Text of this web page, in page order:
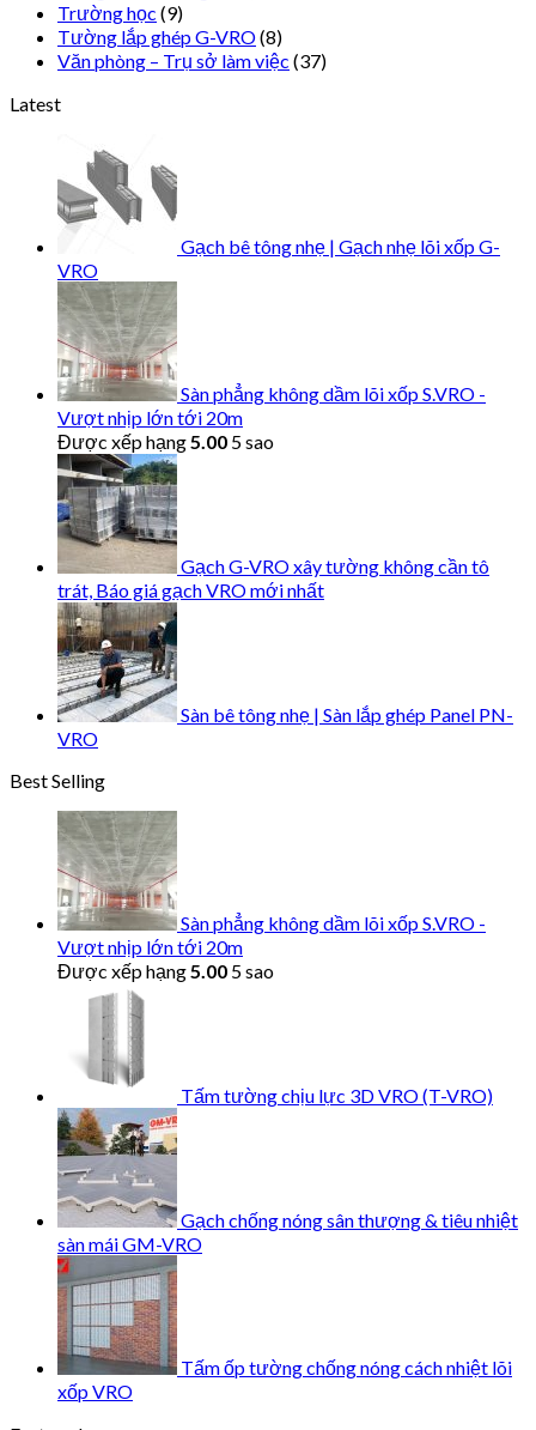
Trường học (9)
Tường lắp ghép G-VRO(8)
Văn phòng – Trụ sở làm việc (37)
Latest
Gạch bê tông nhẹ | Gạch nhẹ lõi xốp G-
VRO
Sàn phẳng không dầm lõi xốp S.VRO -
Vượt nhịp lớn tới 20m
Được xếp hạng5.00 5 sao
Gạch G-VRO xây tường không cần tô
trát, Báo giá gạch VRO mới nhất
Sàn bê tông nhẹ | Sàn lắp ghép Panel PN-
VRO
Best Selling
Sàn phẳng không dầm lõi xốp S.VRO -
Vượt nhịp lớn tới 20m
Được xếp hạng5.00 5 sao
Tấm tường chịu lực 3D VRO (T-VRO)
Gạch chống nóng sân thượng & tiêu nhiệt
sàn mái GM-VRO
Tấm ốp tường chống nóng cách nhiệt lõi
xốp VRO